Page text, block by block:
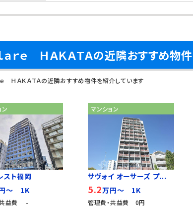
ａｒｅ ＨＡＫＡＴＡの近隣おすすめ物件
ｅ ＨＡＫＡＴＡの近隣おすすめ物件を紹介しています
ン
スト福岡
～ 1K
共益費 -
マンション
サヴォイ オーサーズ プ...
5.2万円～ 1K
管理費・共益費 0円